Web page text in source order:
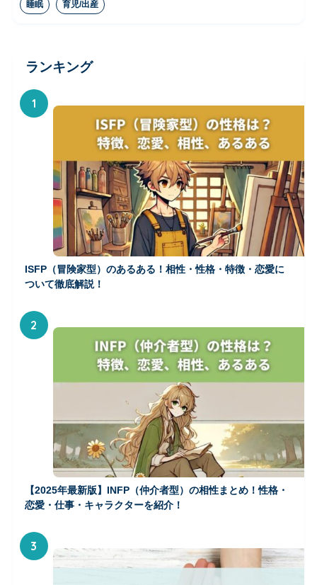
睡眠 育児/出産
ランキング
1
ISFP（冒険家型）のあるある！相性・性格・特徴・恋愛に
ついて徹底解説！
2
【2025年最新版】INFP（仲介者型）の相性まとめ！性格・
恋愛・仕事・キャラクターを紹介！
3